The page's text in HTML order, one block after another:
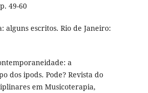
49-60
alguns escritos. Rio de Janeiro:
contemporaneidade: a
dos ipods. Pode? Revista do
em Musicoterapia,